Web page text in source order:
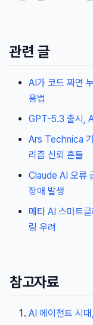
관련 글
AI가 코드 짜면
용법
GPT-5.3 출시,
Ars Technica
리즘 신뢰 흔들
Claude AI 오류
장애 발생
메타 AI 스마트
링 우려
참고자료
AI 에이전트 시